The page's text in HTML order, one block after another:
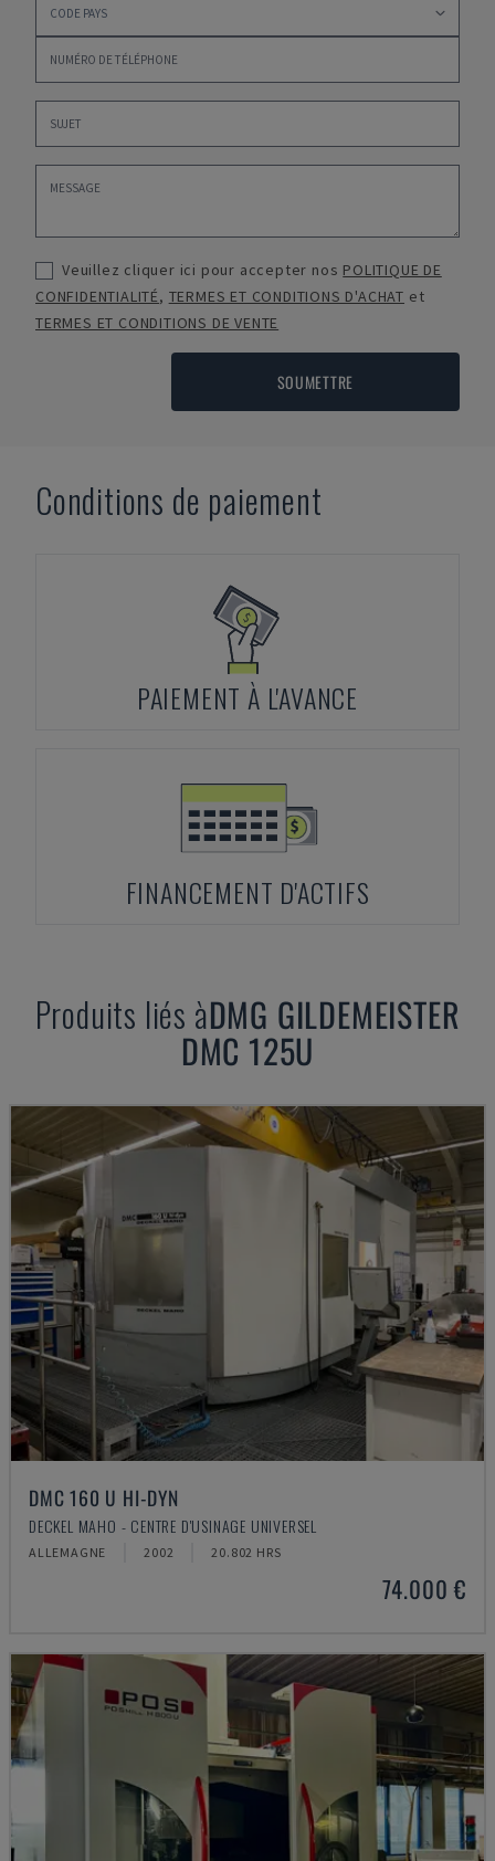
Veuillez cliquer ici pour accepter nos POLITIQUE DE
CONFIDENTIALITÉ, TERMES ET CONDITIONS D'ACHAT et
TERMES ET CONDITIONS DE VENTE
SOUMETTRE
Conditions de paiement
PAIEMENT À L'AVANCE
FINANCEMENT D'ACTIFS
Produits liés àDMG GILDEMEISTER
DMC 125U
DMC 160 U HI-DYN
DECKEL MAHO - CENTRE D'USINAGE UNIVERSEL
ALLEMAGNE 2002 20.802 HRS
74.000 €